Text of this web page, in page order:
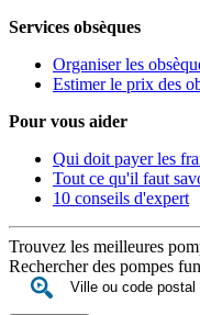
Services obsèques
Organiser les
Estimer le prix des
Pour vous aider
Qui doit payer les
Tout ce qu'il faut
10 conseils d'expert
Trouvez les meilleures
Rechercher des pompes